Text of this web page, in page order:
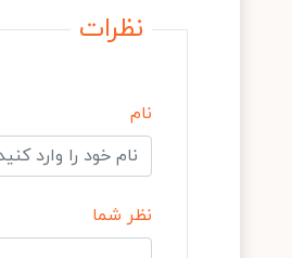
نظرات
نام
نظر شما